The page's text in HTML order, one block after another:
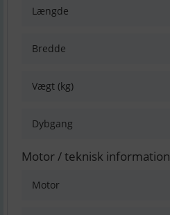
Længde
Bredde
Vægt (kg)
Dybgang
Motor / teknisk information
Motor